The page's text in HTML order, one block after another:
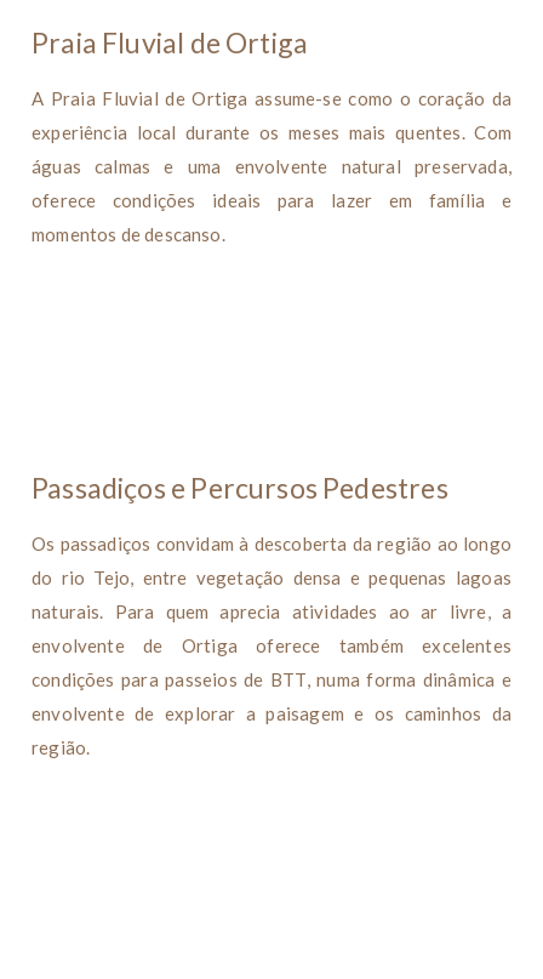
Praia Fluvial de Ortiga
A Praia Fluvial de Ortiga assume-se como o coração da
experiência local durante os meses mais quentes. Com
águas calmas e uma envolvente natural preservada,
oferece condições ideais para lazer em família e
momentos de descanso.
Passadiços e Percursos Pedestres
Os passadiços convidam à descoberta da região ao longo
do rio Tejo, entre vegetação densa e pequenas lagoas
naturais. Para quem aprecia atividades ao ar livre, a
envolvente de Ortiga oferece também excelentes
condições para passeios de BTT, numa forma dinâmica e
envolvente de explorar a paisagem e os caminhos da
região.